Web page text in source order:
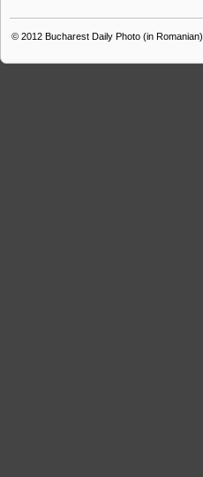
© 2012 Bucharest Daily Photo (in Romanian)